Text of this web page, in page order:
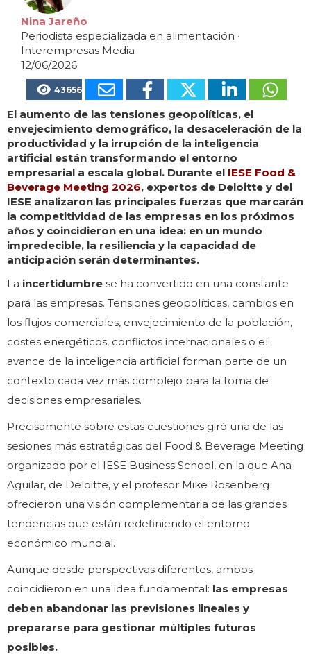
Nina Jareño
Periodista especializada en alimentación ·
Interempresas Media
12/06/2026
43656
El aumento de las tensiones geopolíticas, el
envejecimiento demográfico, la desaceleración de la
productividad y la irrupción de la inteligencia
artificial están transformando el entorno
empresarial a escala global. Durante el IESE Food &
Beverage Meeting 2026, expertos de Deloitte y del
IESE analizaron las principales fuerzas que marcarán
la competitividad de las empresas en los próximos
años y coincidieron en una idea: en un mundo
impredecible, la resiliencia y la capacidad de
anticipación serán determinantes.
La incertidumbre se ha convertido en una constante
para las empresas. Tensiones geopolíticas, cambios en
los flujos comerciales, envejecimiento de la población,
costes energéticos, conflictos internacionales o el
avance de la inteligencia artificial forman parte de un
contexto cada vez más complejo para la toma de
decisiones empresariales.
Precisamente sobre estas cuestiones giró una de las
sesiones más estratégicas del Food & Beverage Meeting
organizado por el IESE Business School, en la que Ana
Aguilar, de Deloitte, y el profesor Mike Rosenberg
ofrecieron una visión complementaria de las grandes
tendencias que están redefiniendo el entorno
económico mundial.
Aunque desde perspectivas diferentes, ambos
coincidieron en una idea fundamental: las empresas
deben abandonar las previsiones lineales y
prepararse para gestionar múltiples futuros
posibles.